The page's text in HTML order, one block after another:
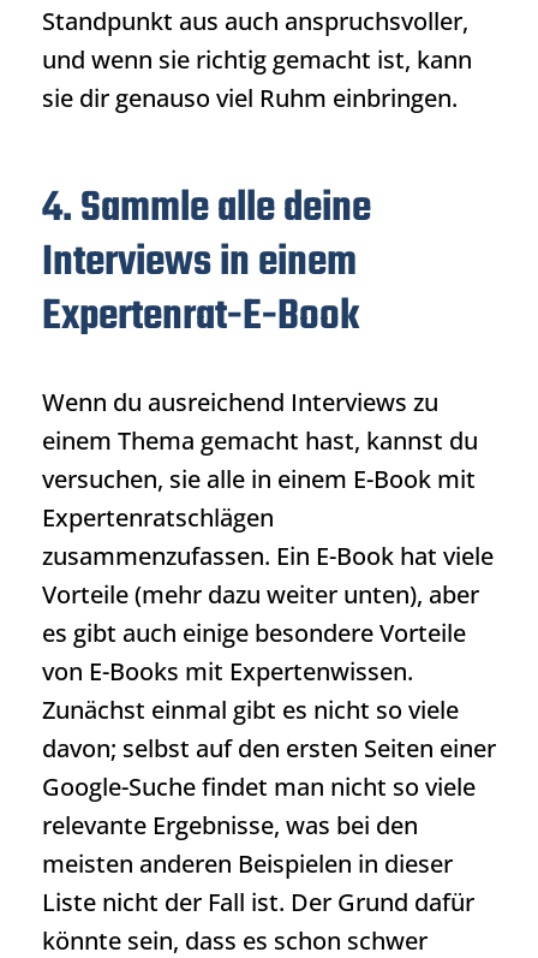
Standpunkt aus auch anspruchsvoller,
und wenn sie richtig gemacht ist, kann
sie dir genauso viel Ruhm einbringen.
4. Sammle alle deine
Interviews in einem
Expertenrat-E-Book
Wenn du ausreichend Interviews zu
einem Thema gemacht hast, kannst du
versuchen, sie alle in einem E-Book mit
Expertenratschlägen
zusammenzufassen. Ein E-Book hat viele
Vorteile (mehr dazu weiter unten), aber
es gibt auch einige besondere Vorteile
von E-Books mit Expertenwissen.
Zunächst einmal gibt es nicht so viele
davon; selbst auf den ersten Seiten einer
Google-Suche findet man nicht so viele
relevante Ergebnisse, was bei den
meisten anderen Beispielen in dieser
Liste nicht der Fall ist. Der Grund dafür
könnte sein, dass es schon schwer